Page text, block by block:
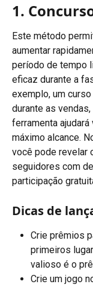
1.
Este método
aumentar
período de tempo
eficaz durante a
exemplo, um
durante as
ferramenta
máximo alcance.
você pode revelar
seguidores com
participação
Dicas de
Crie prêmios
primeiros
valioso é o
Crie um jogo